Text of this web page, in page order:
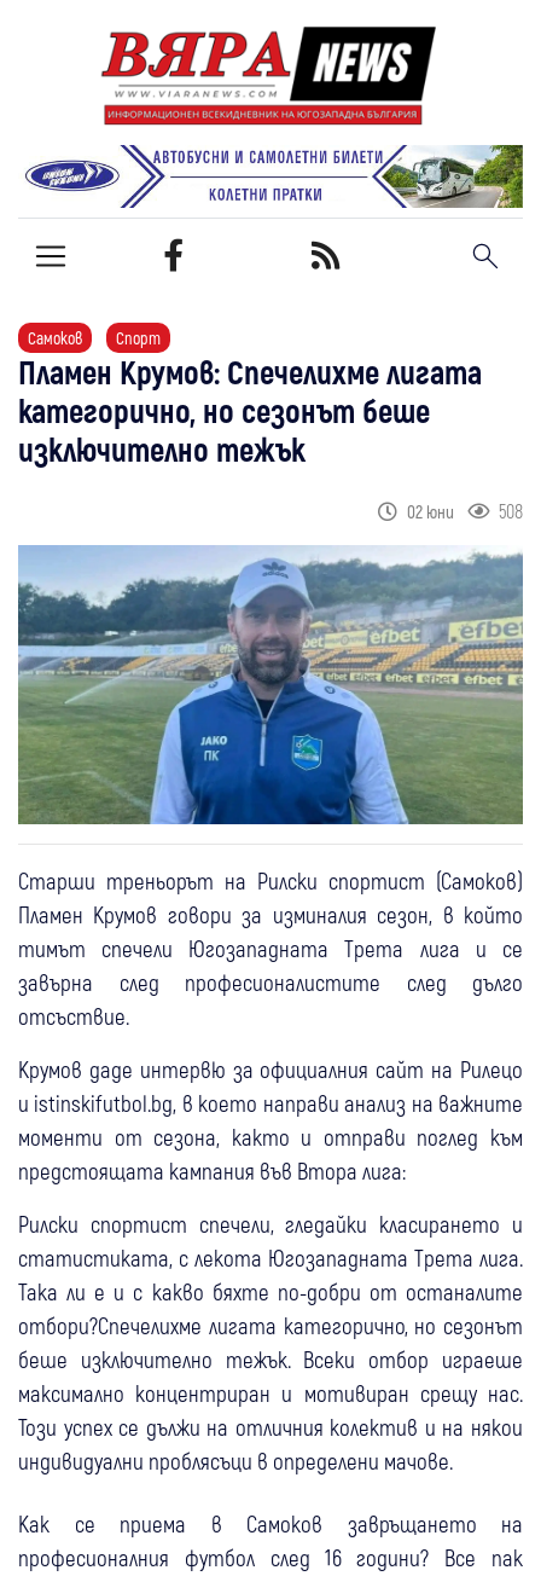
Самоков Спорт
Пламен Крумов: Спечелихме лигата
категорично, но сезонът беше
изключително тежък
02 юни 508
Старши треньорът на Рилски спортист (Самоков)
Пламен Крумов говори за изминалия сезон, в който
тимът спечели Югозападната Трета лига и се
завърна след професионалистите след дълго
отсъствие.
Крумов даде интервю за официалния сайт на Рилецо
и istinskifutbol.bg, в което направи анализ на важните
моменти от сезона, както и отправи поглед към
предстоящата кампания във Втора лига:
Рилски спортист спечели, гледайки класирането и
статистиката, с лекота Югозападната Трета лига.
Така ли е и с какво бяхте по-добри от останалите
отбори?Спечелихме лигата категорично, но сезонът
беше изключително тежък. Всеки отбор играеше
максимално концентриран и мотивиран срещу нас.
Този успех се дължи на отличния колектив и на някои
индивидуални проблясъци в определени мачове.
Как се приема в Самоков завръщането на
професионалния футбол след 16 години? Все пак